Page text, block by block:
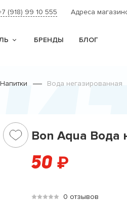
(918) 99 10 555 Адреса
БРЕНДЫ БЛОГ
Напитки Вода негазированная
Bon Aqua Вода
50 ₽
0 отзывов